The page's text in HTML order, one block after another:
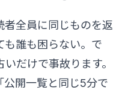
者全員に同じものを返
も誰も困らない。で
だけで事故ります。
開一覧と同じ5分で